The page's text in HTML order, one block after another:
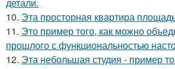
детали.
10. Эта просторная квартира
11. Это пример того, как можно
прошлого с функциональностью
12. Эта небольшая студия - пример